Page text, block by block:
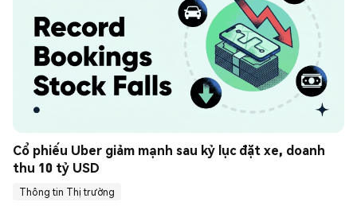
Cổ phiếu Uber giảm mạnh sau kỷ lục đặt xe, doanh
thu 10 tỷ USD
Thông tin Thị trường